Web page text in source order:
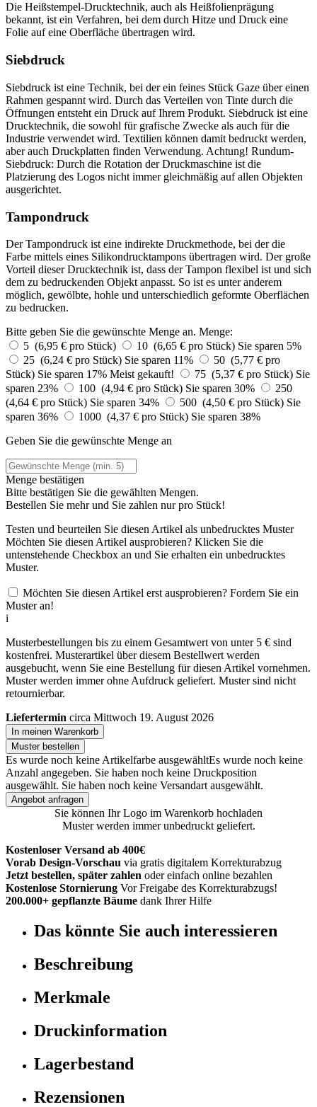
Die Heißstempel-Drucktechnik, auch als Heißfolienprägung
bekannt, ist ein Verfahren, bei dem durch Hitze und Druck eine
Folie auf eine Oberfläche übertragen wird.
Siebdruck
Siebdruck ist eine Technik, bei der ein feines Stück Gaze über einen
Rahmen gespannt wird. Durch das Verteilen von Tinte durch die
Öffnungen entsteht ein Druck auf Ihrem Produkt. Siebdruck ist eine
Drucktechnik, die sowohl für grafische Zwecke als auch für die
Industrie verwendet wird. Textilien können damit bedruckt werden,
aber auch Druckplatten finden Verwendung. Achtung! Rundum-
Siebdruck: Durch die Rotation der Druckmaschine ist die
Platzierung des Logos nicht immer gleichmäßig auf allen Objekten
ausgerichtet.
Tampondruck
Der Tampondruck ist eine indirekte Druckmethode, bei der die
Farbe mittels eines Silikondrucktampons übertragen wird. Der große
Vorteil dieser Drucktechnik ist, dass der Tampon flexibel ist und sich
dem zu bedruckenden Objekt anpasst. So ist es unter anderem
möglich, gewölbte, hohle und unterschiedlich geformte Oberflächen
zu bedrucken.
Bitte geben Sie die gewünschte Menge an. Menge:
5 (6,95 € pro Stück)
10 (6,65 € pro Stück) Sie sparen 5%
25 (6,24 € pro Stück) Sie sparen 11%
50 (5,77 € pro
Stück) Sie sparen 17% Meist gekauft! 75 (5,37 € pro Stück) Sie
sparen 23%
100 (4,94 € pro Stück) Sie sparen 30%
250
(4,64 € pro Stück) Sie sparen 34% 500 (4,50 € pro Stück) Sie
sparen 36%
1000 (4,37 € pro Stück) Sie sparen 38%
Geben Sie die gewünschte Menge an
Menge bestätigen
Bitte bestätigen Sie die gewählten Mengen.
Bestellen Sie mehr und Sie zahlen nurpro Stück!
Testen und beurteilen Sie diesen Artikel als unbedrucktes Muster
Möchten Sie diesen Artikel ausprobieren? Klicken Sie die
untenstehende Checkbox an und Sie erhalten ein unbedrucktes
Muster.
Möchten Sie diesen Artikel erst ausprobieren? Fordern Sie ein
Muster an!
i
Musterbestellungen bis zu einem Gesamtwert von unter 5 € sind
kostenfrei. Musterartikel über diesem Bestellwert werden
ausgebucht, wenn Sie eine Bestellung für diesen Artikel vornehmen.
Muster werden immer ohne Aufdruck geliefert. Muster sind nicht
retournierbar.
Liefertermin circa Mittwoch 19. August 2026
In meinen Warenkorb
Muster bestellen
Es wurde noch keine Artikelfarbe ausgewähltEs wurde noch keine
Anzahl angegeben. Sie haben noch keine Druckposition
ausgewählt. Sie haben noch keine Versandart ausgewählt.
Angebot anfragen
Sie können Ihr Logo im Warenkorb hochladen
Muster werden immer unbedruckt geliefert.
Kostenloser Versand ab 400€
Vorab Design-Vorschau via gratis digitalem Korrekturabzug
Jetzt bestellen, später zahlen oder einfach online bezahlen
Kostenlose Stornierung Vor Freigabe des Korrekturabzugs!
200.000+ gepflanzte Bäume dank Ihrer Hilfe
Das könnte Sie auch interessieren
Beschreibung
Merkmale
Druckinformation
Lagerbestand
Rezensionen